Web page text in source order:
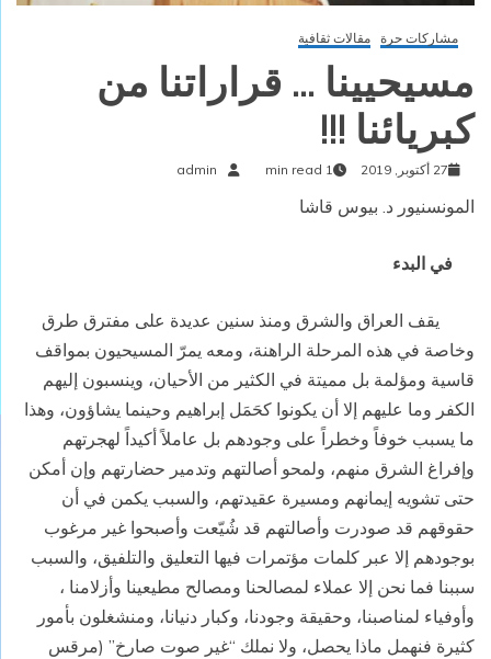
مشاركات حرة مقالات ثقافية
مسيحيينا … قراراتنا من
كبريائنا !!!
27 أكتوبر, 2019 1 min read
admin
المونسنيور د. بيوس قاشا
في البدء
يقف العراق والشرق ومنذ سنين عديدة على مفترق طرق
وخاصة في هذه المرحلة الراهنة، ومعه يمرّ المسيحيون بمواقف
قاسية ومؤلمة بل مميتة في الكثير من الأحيان، وينسبون إليهم
الكفر وما عليهم إلا أن يكونوا كحَمَل إبراهيم وحينما يشاؤون، وهذا
ما يسبب خوفاً وخطراً على وجودهم بل عاملاً أكيداً لهجرتهم
وإفراغ الشرق منهم، ولمحو أصالتهم وتدمير حضارتهم وإن أمكن
حتى تشويه إيمانهم ومسيرة عقيدتهم، والسبب يكمن في أن
حقوقهم قد صودرت وأصالتهم قد شُيّعت وأصبحوا غير مرغوب
بوجودهم إلا عبر كلمات مؤتمرات فيها التعليق والتلفيق، والسبب
سببنا فما نحن إلا عملاء لمصالحنا ومصالح مطيعينا وأزلامنا ،
وأوفياء لمناصبنا، وحقيقة وجودنا، وكبار دنيانا، ومنشغلون بأمور
كثيرة فنهمل ماذا يحصل، ولا نملك “غير صوت صارخ” (مرقس